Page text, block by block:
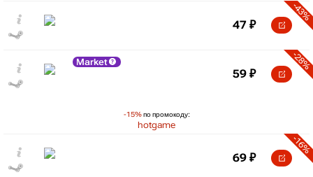
-43%
47 ₽
Market
-15%по промокоду:
hotgame
-28%
59 ₽
-16%
69 ₽